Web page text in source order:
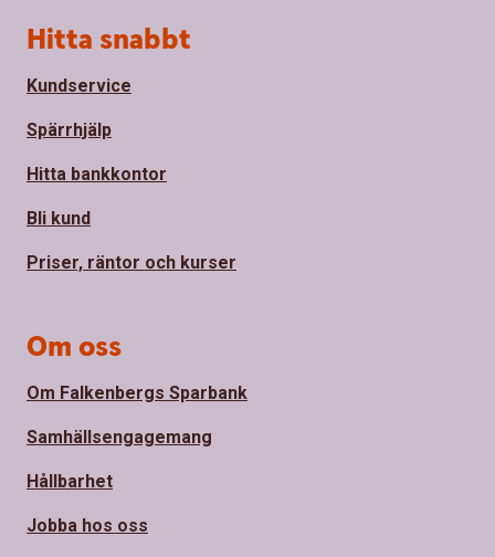
Sidfot
Hitta snabbt
Kundservice
Spärrhjälp
Hitta bankkontor
Bli kund
Priser, räntor och kurser
Om oss
Om Falkenbergs Sparbank
Samhällsengagemang
Hållbarhet
Jobba hos oss